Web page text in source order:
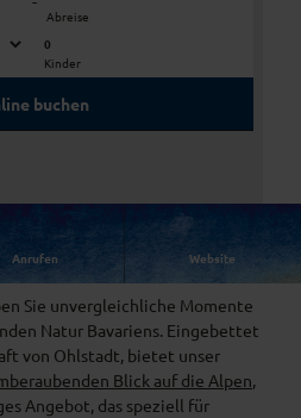
A
r
a
s
s
e
Abreise
0
Kinder
buchen
Anrufen Website
der Ruhe
Sie unvergleichliche Momente
Natur Bavariens. Eingebettet
von Ohlstadt, bietet unser
Blick auf die Alpen,
Angebot, das speziell für